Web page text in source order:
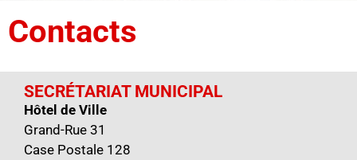
Contacts
SECRÉTARIAT MUNICIPAL
Hôtel de Ville
Grand-Rue 31
Case Postale 128